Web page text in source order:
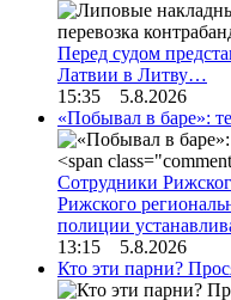
Перед судом
Латвии в Литву…
15:35 5.8.2026
«Побывал в баре»:
Сотрудники
Рижского
полиции
13:15 5.8.2026
Кто эти парни?